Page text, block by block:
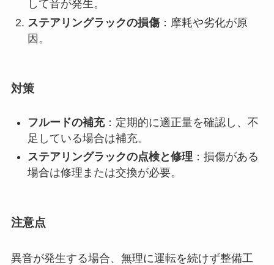
して音が発生。
ステアリングラックの損傷：摩耗や劣化が原
因。
対策
フルードの補充：定期的に適正量を確認し、不
足している場合は補充。
ステアリングラックの点検と修理 ：損傷がある
場合は修理または交換が必要。
注意点
異音が発生する場合、無理に運転を続けず整備工